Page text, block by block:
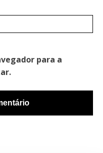
para a